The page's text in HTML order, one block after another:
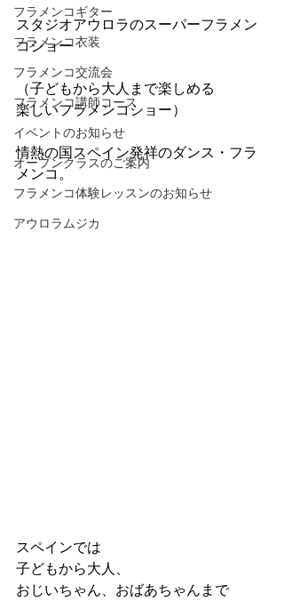
フラメンコギター
フラメンコ衣装
フラメンコ交流会
フラメンコ講師コース
イベントのお知らせ
オープンクラスのご案内
フラメンコ体験レッスンのお知らせ
アウロラムジカ
スタジオアウロラのスーパーフラメン
コショー
（子どもから大人まで楽しめる
楽しいフラメンコショー）
情熱の国スペイン発祥のダンス・フラ
メンコ。
スペインでは
子どもから大人、
おじいちゃん、おばあちゃんまで